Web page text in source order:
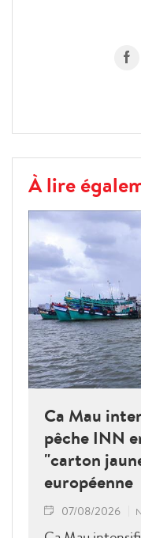
À lire
Ca Mau
pêche INN
"carton
européenne
07/08/2026